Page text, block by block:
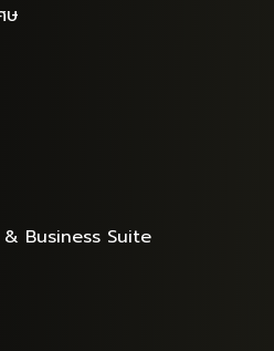
ษ
Business Suite